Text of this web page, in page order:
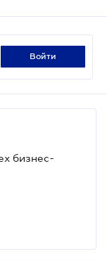
войти
бизнес-